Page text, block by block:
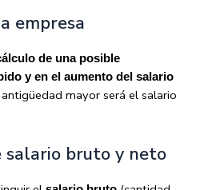
empresa
de una posible
y en el aumento del salario
mayor será el salario
salario bruto y neto